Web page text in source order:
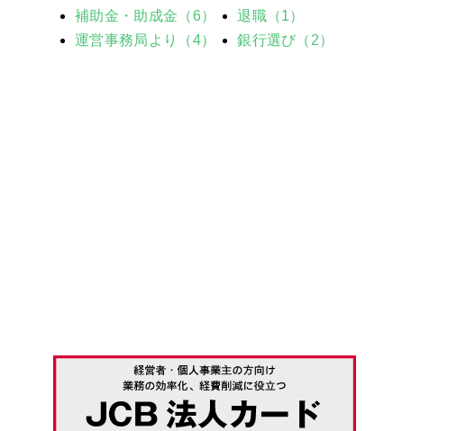
補助金・助成金（6）
退職（1）
運営事務局より（4）
銀行選び（2）